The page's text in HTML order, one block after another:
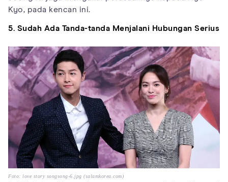
Kyo, pada kencan ini.
5. Sudah Ada Tanda-tanda Menjalani Hubungan Serius
Foto: love story songsong-6.jpg (salamkorea.com)